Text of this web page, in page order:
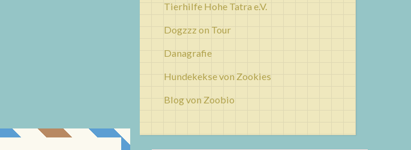
Tierhilfe Hohe Tatra e.V.
Dogzzz on Tour
Danagrafie
Hundekekse von Zookies
Blog von Zoobio